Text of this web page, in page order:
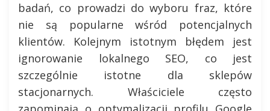
badań, co prowadzi do wyboru fraz, które
nie są popularne wśród potencjalnych
klientów. Kolejnym istotnym błędem jest
ignorowanie lokalnego SEO, co jest
szczególnie istotne dla sklepów
stacjonarnych. Właściciele często